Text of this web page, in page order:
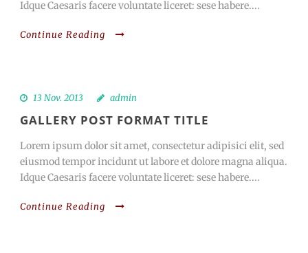
Idque Caesaris facere voluntate liceret: sese habere....
Continue Reading
13 Nov. 2013 admin
GALLERY POST FORMAT TITLE
Lorem ipsum dolor sit amet, consectetur adipisici elit, sed
eiusmod tempor incidunt ut labore et dolore magna aliqua.
Idque Caesaris facere voluntate liceret: sese habere....
Continue Reading